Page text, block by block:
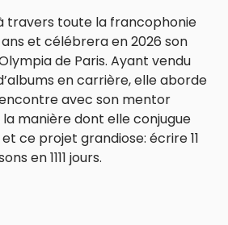
travers toute la francophonie
et célébrera en 2026 son
de Paris. Ayant vendu
en carrière, elle aborde
avec son mentor
manière dont elle conjugue
ce projet grandiose: écrire 11
en 1111 jours.